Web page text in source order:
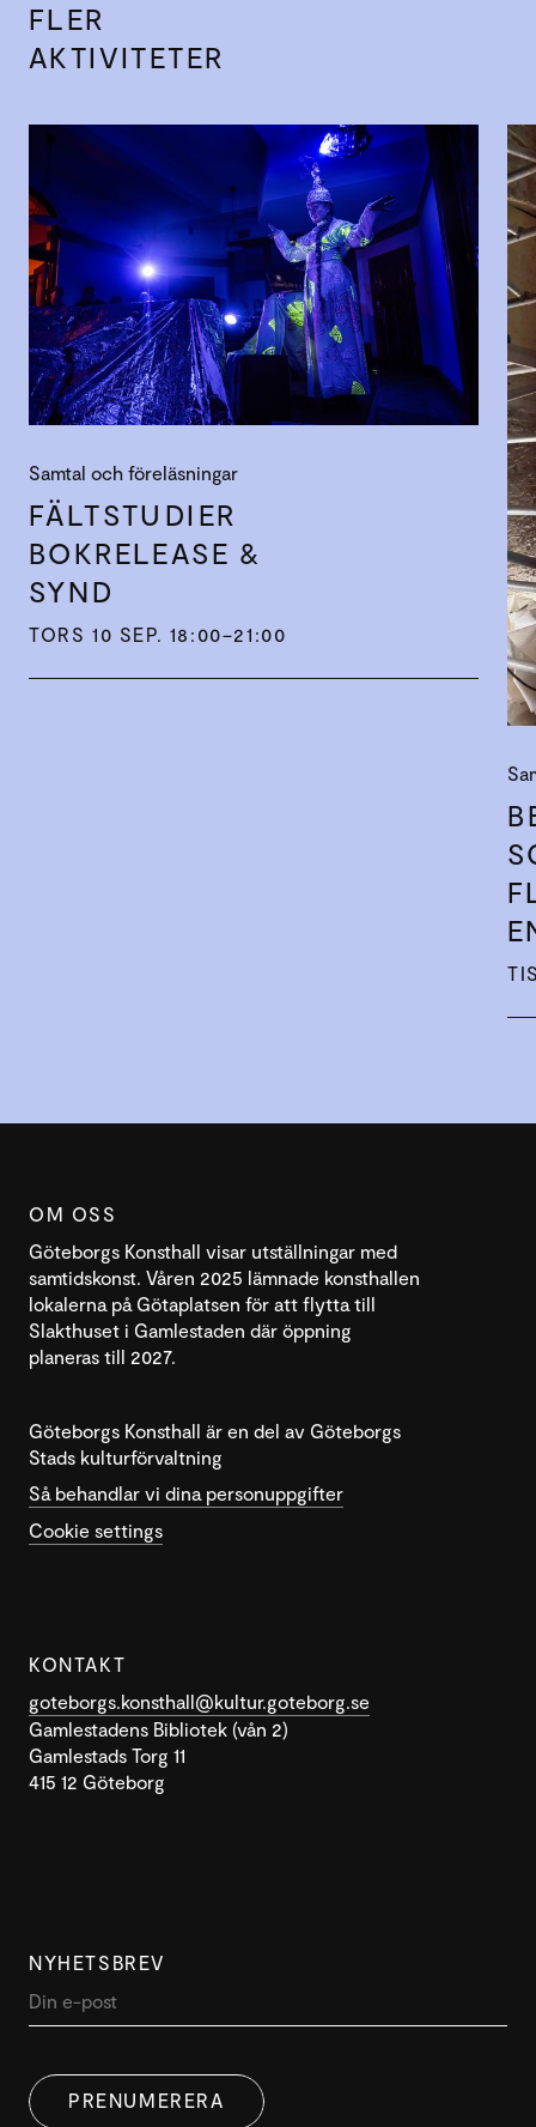
FLER
AKTIVITETER
Samtal och föreläsningar
FÄLTSTUDIER
BOKRELEASE &
SYND
TORS 10 SEP. 18:00–21:00
OM OSS
Göteborgs Konsthall visar utställningar med
samtidskonst. Våren 2025 lämnade konsthallen
lokalerna på Götaplatsen för att flytta till
Slakthuset i Gamlestaden där öppning
planeras till 2027.
Göteborgs Konsthall är en del av Göteborgs
Stads kulturförvaltning
Så behandlar vi dina personuppgifter
Cookie settings
KONTAKT
goteborgs.konsthall@kultur.goteborg.se
Gamlestadens Bibliotek (vån 2)
Gamlestads Torg 11
415 12 Göteborg
NYHETSBREV
PRENUMERERA
COOKIES